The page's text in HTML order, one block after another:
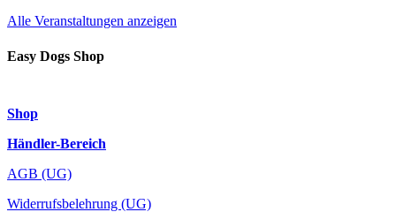
Alle Veranstaltungen anzeigen
Easy Dogs Shop
Shop
Händler-Bereich
AGB (UG)
Widerrufsbelehrung (UG)